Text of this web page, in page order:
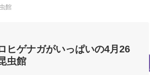
館
ヒゲナガがいっぱいの4月26
虫館